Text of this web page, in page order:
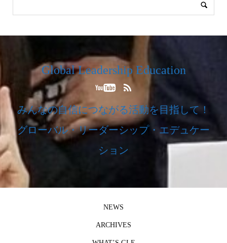
Global Leadership Education
みんなの自信につながる活動を目指して！
グローバル・リーダーシップ・エデュケー
ション
NEWS
ARCHIVES